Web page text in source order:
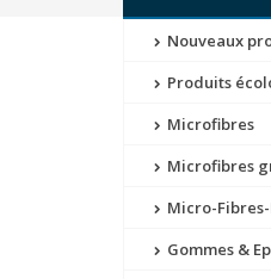
Nouveaux
Produits
Microfibres
Microfibres
Micro-
Gommes &